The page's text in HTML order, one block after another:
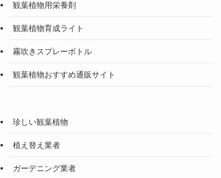
観葉植物用栄養剤
観葉植物育成ライト
霧吹きスプレーボトル
観葉植物おすすめ通販サイト
珍しい観葉植物
植え替え業者
ガーデニング業者